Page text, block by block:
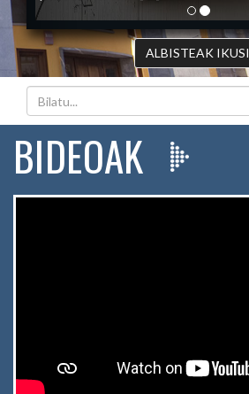
ALBISTEAK IKUSI
BIDEOAK